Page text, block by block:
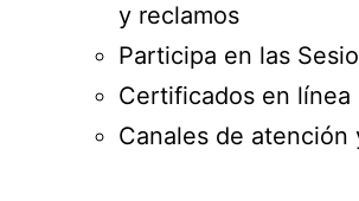
y reclamos
Participa en las
Certificados en línea
Canales de atención